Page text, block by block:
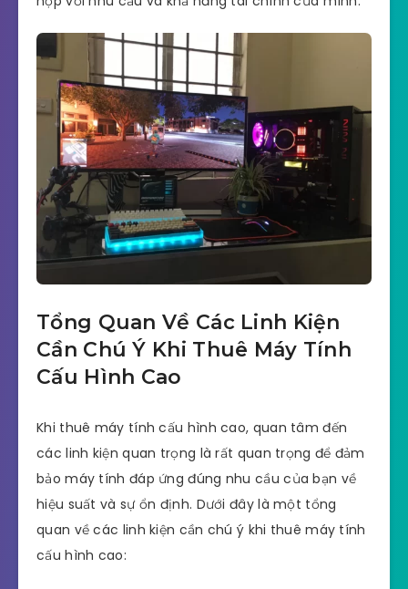
Tổng Quan Về Các Linh Kiện
Cần Chú Ý Khi Thuê Máy Tính
Cấu Hình Cao
Khi thuê máy tính cấu hình cao, quan tâm đến
các linh kiện quan trọng là rất quan trọng để đảm
bảo máy tính đáp ứng đúng nhu cầu của bạn về
hiệu suất và sự ổn định. Dưới đây là một tổng
quan về các linh kiện cần chú ý khi thuê máy tính
cấu hình cao: